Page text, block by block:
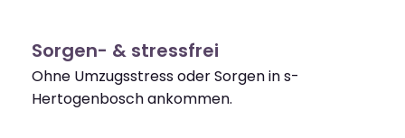
Sorgen- & stressfrei
Ohne Umzugsstress oder Sorgen in s-
Hertogenbosch ankommen.